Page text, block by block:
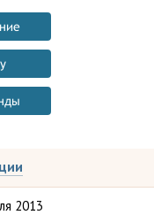
2013